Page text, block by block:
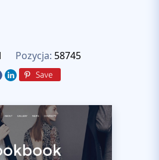
Pozycja: 58745